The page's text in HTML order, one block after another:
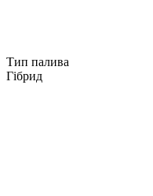
Тип палива
Гібрид